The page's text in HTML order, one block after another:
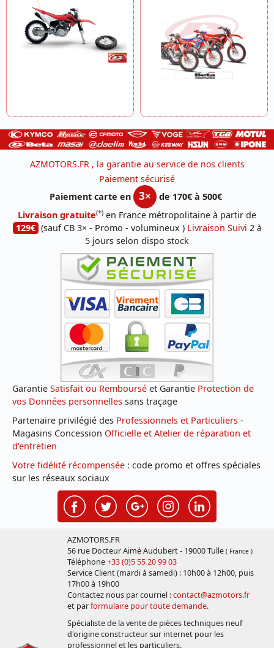
AZMOTORS.FR , la garantie au service de nos clients
Paiement sécurisé
Paiement carte en
3×
de 170€ à 500€
Livraison gratuite(*) en France métropolitaine à partir de
129€ (sauf CB 3× - Promo - volumineux ) Livraison Suivi 2 à
5 jours selon dispo stock
Garantie Satisfait ou Remboursé et Garantie Protection de
vos Données personnelles sans traçage
Partenaire privilégié des Professionnels et Particuliers -
Magasins Concession Officielle et Atelier de réparation et
d'entretien
Votre fidélité récompensée : code promo et offres spéciales
sur les réseaux sociaux
AZMOTORS.FR
56 rue Docteur Aimé Audubert - 19000 Tulle ( France )
Téléphone+33 (0)5 55 20 99 03
Service Client (mardi à samedi) : 10h00 à 12h00, puis
17h00 à 19h00
Contactez nous par courriel :contact@azmotors.fr
et parformulaire pour toute demande.
Spécialiste de la vente de pièces techniques neuf
d'origine constructeur sur internet pour les
professionnel et les particuliers.